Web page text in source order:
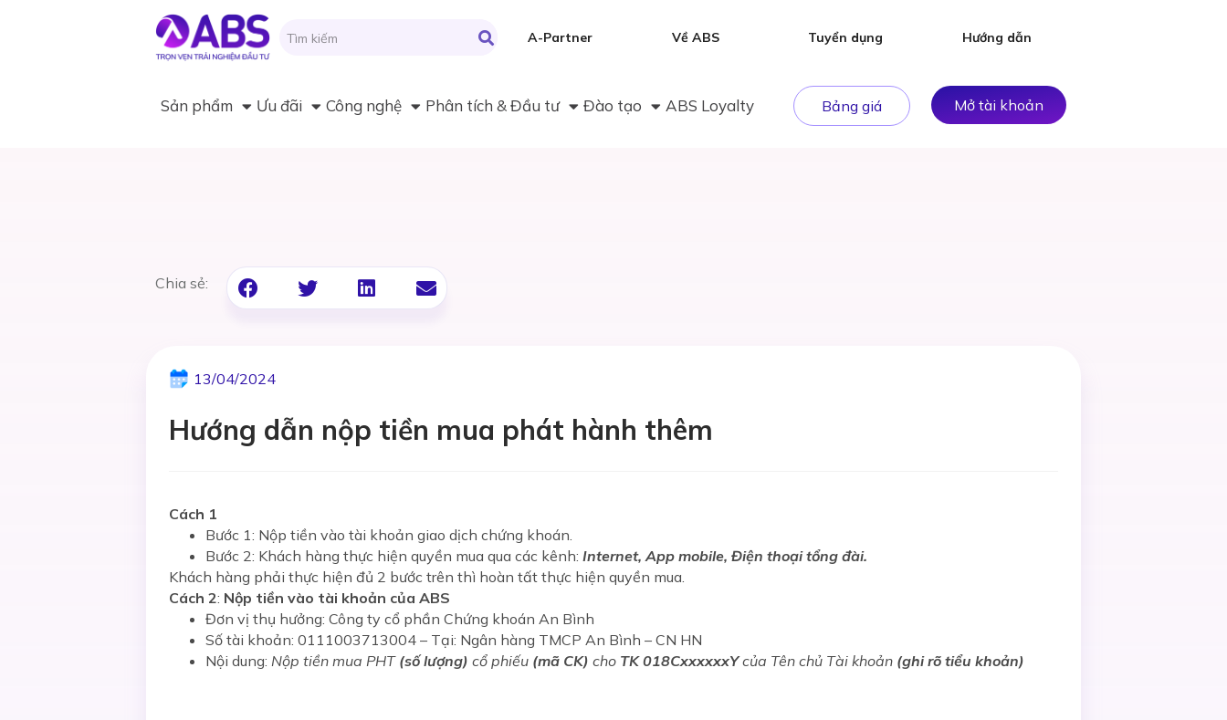
A-Partner Về ABS Tuyển dụng Hướng dẫn
Sản phẩm Ưu đãi Công nghệ Phân tích & Đầu tư Đào tạo ABS Loyalty Bảng giá Mở tài khoản
Chia sẻ:
13/04/2024
Hướng dẫn nộp tiền mua phát hành thêm
Cách 1
Bước 1: Nộp tiền vào tài khoản giao dịch chứng khoán.
Bước 2: Khách hàng thực hiện quyền mua qua các kênh: Internet, App mobile, Điện thoại tổng đài.
Khách hàng phải thực hiện đủ 2 bước trên thì hoàn tất thực hiện quyền mua.
Cách 2: Nộp tiền vào tài khoản của ABS
Đơn vị thụ hưởng: Công ty cổ phần Chứng khoán An Bình
Số tài khoản: 0111003713004 – Tại: Ngân hàng TMCP An Bình – CN HN
Nội dung: Nộp tiền mua PHT (số lượng) cổ phiếu (mã CK) cho TK 018CxxxxxxYcủa Tên chủ Tài khoản (ghi rõ tiểu khoản)